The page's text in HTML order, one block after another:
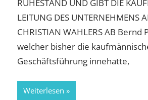
RUHESTAND UND GIBT DIE
LEITUNG DES UNTERNEHMENS
CHRISTIAN WAHLERS AB Bernd
welcher bisher die
Geschäftsführung innehatte,
Weiterlesen